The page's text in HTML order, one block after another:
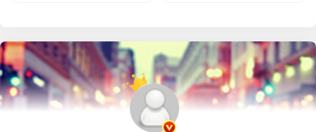
账号时会更加谨慎地比较不同账号的性价比，这使得整个交
易市场的成交量和交易金额都受到一定程度的影响,市场竞争
也变得更加激烈。
Steam 账号价值降低是由多种因素共同作用的结果，它对玩
家个人和账号交易市场都产生了不可忽视的影响，在未来，